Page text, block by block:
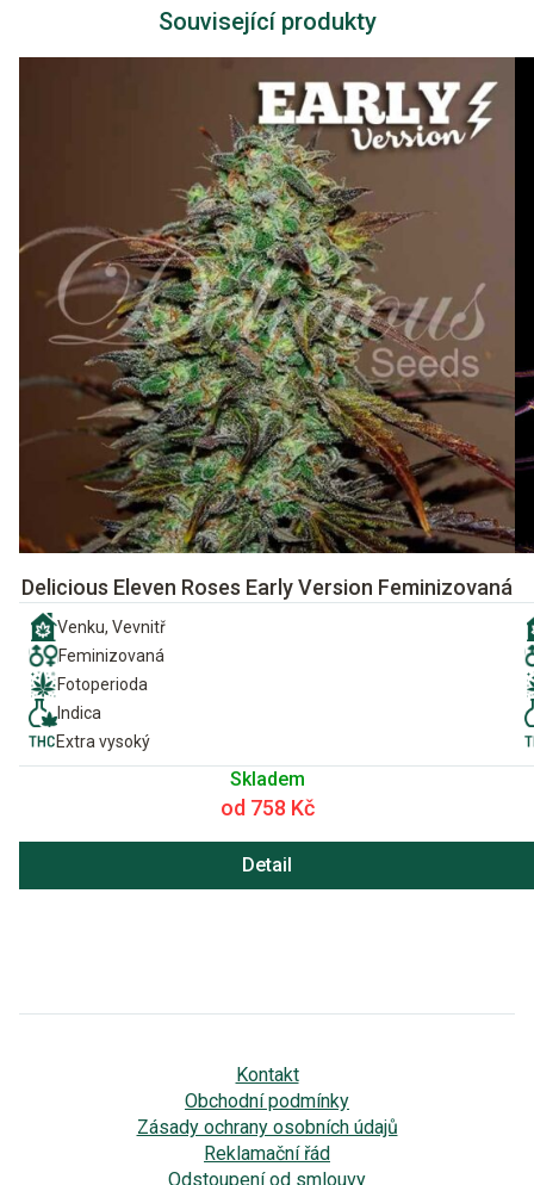
Související produkty
Delicious Eleven Roses Early Version Feminizovaná
Venku, Vevnitř
Feminizovaná
Fotoperioda
Indica
Extra vysoký
Skladem
od 758 Kč
Detail
Kontakt
Obchodní podmínky
Zásady ochrany osobních údajů
Reklamační řád
Odstoupení od smlouvy